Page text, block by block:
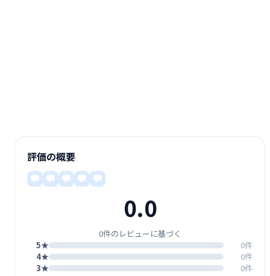
評価の概要
0.0
0件のレビューに基づく
5★
0件
4★
0件
3★
0件